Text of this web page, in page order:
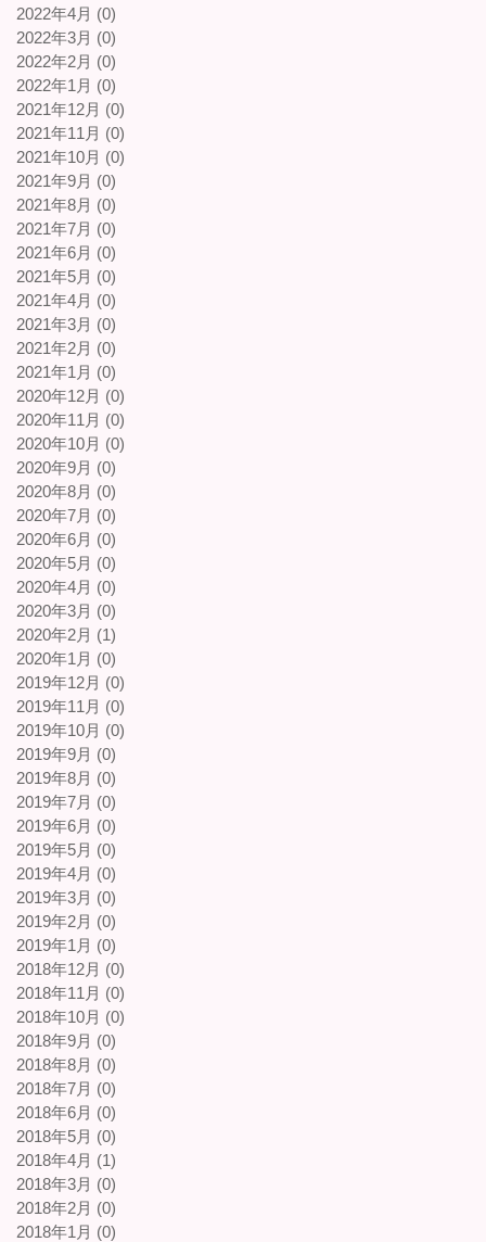
2022年4月 (0)
2022年3月 (0)
2022年2月 (0)
2022年1月 (0)
2021年12月 (0)
2021年11月 (0)
2021年10月 (0)
2021年9月 (0)
2021年8月 (0)
2021年7月 (0)
2021年6月 (0)
2021年5月 (0)
2021年4月 (0)
2021年3月 (0)
2021年2月 (0)
2021年1月 (0)
2020年12月 (0)
2020年11月 (0)
2020年10月 (0)
2020年9月 (0)
2020年8月 (0)
2020年7月 (0)
2020年6月 (0)
2020年5月 (0)
2020年4月 (0)
2020年3月 (0)
2020年2月 (1)
2020年1月 (0)
2019年12月 (0)
2019年11月 (0)
2019年10月 (0)
2019年9月 (0)
2019年8月 (0)
2019年7月 (0)
2019年6月 (0)
2019年5月 (0)
2019年4月 (0)
2019年3月 (0)
2019年2月 (0)
2019年1月 (0)
2018年12月 (0)
2018年11月 (0)
2018年10月 (0)
2018年9月 (0)
2018年8月 (0)
2018年7月 (0)
2018年6月 (0)
2018年5月 (0)
2018年4月 (1)
2018年3月 (0)
2018年2月 (0)
2018年1月 (0)